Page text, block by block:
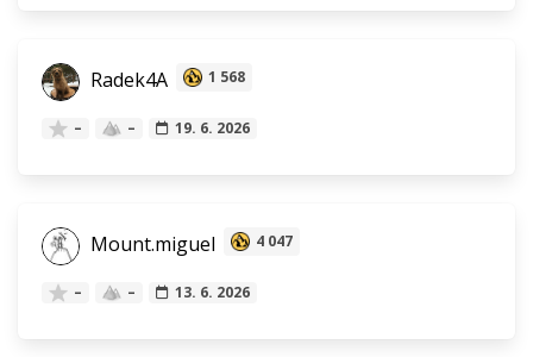
Radek4A 1 568
– – 19. 6. 2026
Mount.miguel 4 047
– – 13. 6. 2026